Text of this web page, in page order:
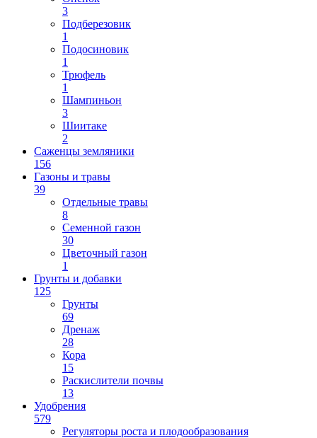
3
Подберезовик
1
Подосиновик
1
Трюфель
1
Шампиньон
3
Шиитаке
2
Саженцы земляники
156
Газоны и травы
39
Отдельные травы
8
Семенной газон
30
Цветочный газон
1
Грунты и добавки
125
Грунты
69
Дренаж
28
Кора
15
Раскислители почвы
13
Удобрения
579
Регуляторы роста и плодообразования